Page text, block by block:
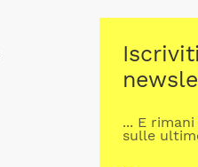
... E
sulle